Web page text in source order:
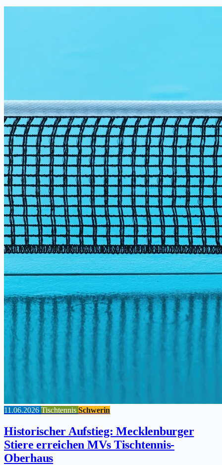
11.06.2026 Tischtennis Schwerin
Historischer Aufstieg: Mecklenburger
Stiere erreichen MVs Tischtennis-
Oberhaus